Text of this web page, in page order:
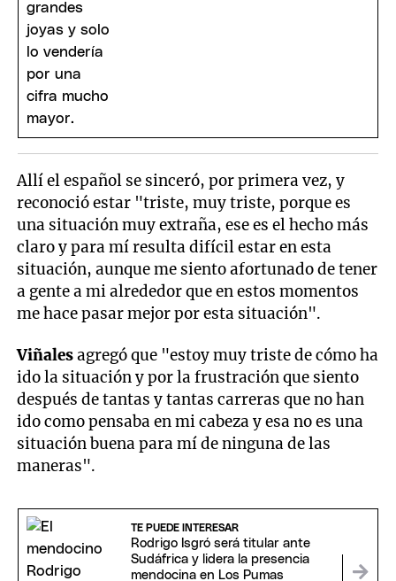
Allí el español se sinceró, por primera vez, y
reconoció estar "triste, muy triste, porque es
una situación muy extraña, ese es el hecho más
claro y para mí resulta difícil estar en esta
situación, aunque me siento afortunado de tener
a gente a mi alrededor que en estos momentos
me hace pasar mejor por esta situación".
Viñalesagregó que "estoy muy triste de cómo ha
ido la situación y por la frustración que siento
después de tantas y tantas carreras que no han
ido como pensaba en mi cabeza y esa no es una
situación buena para mí de ninguna de las
maneras".
TE PUEDE INTERESAR
Rodrigo Isgró será titular ante
Sudáfrica y lidera la presencia
mendocina en Los Pumas